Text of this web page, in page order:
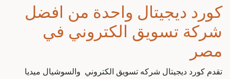
كورد ديجيتال واحدة من افضل
شركة تسويق الكتروني في
مصر
تقدم كورد ديجيتال شركه تسويق الكتروني والسوشيال ميديا